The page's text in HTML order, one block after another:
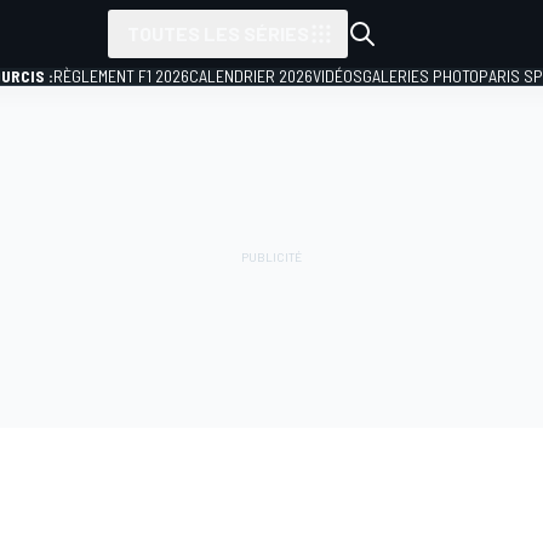
:RÈGLEMENT F1 2026CALENDRIER 2026VIDÉOSGALERIES PHOTOPARIS